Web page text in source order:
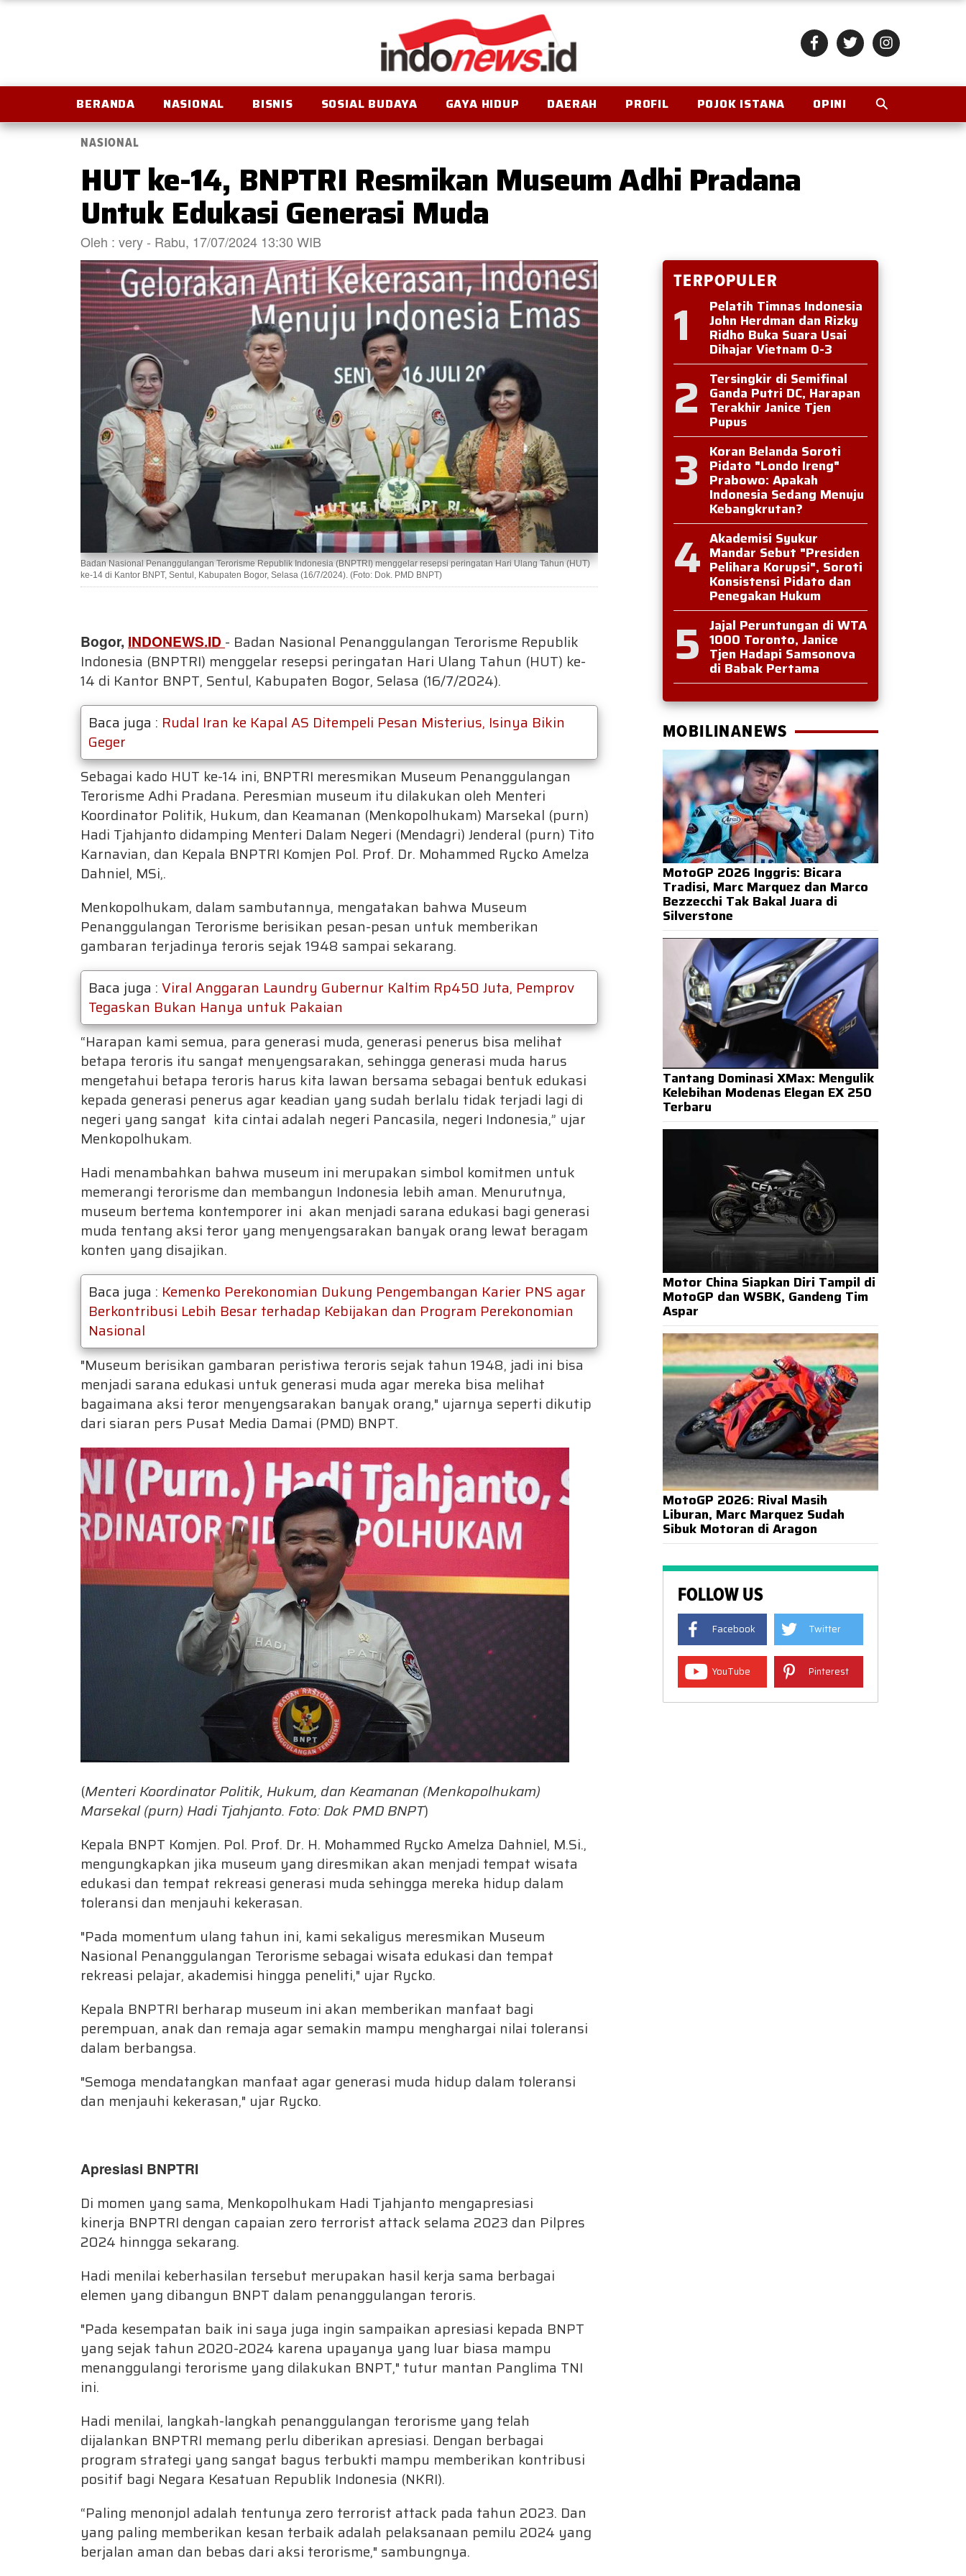
BERANDA NASIONAL BISNIS SOSIAL BUDAYA GAYA HIDUP DAERAH PROFIL POJOK ISTANA OPINI
NASIONAL
HUT ke-14, BNPTRI Resmikan Museum Adhi Pradana
Untuk Edukasi Generasi Muda
Oleh : very - Rabu, 17/07/2024 13:30 WIB
Badan Nasional Penanggulangan Terorisme Republik Indonesia (BNPTRI) menggelar resepsi peringatan Hari Ulang Tahun (HUT)
ke-14 di Kantor BNPT, Sentul, Kabupaten Bogor, Selasa (16/7/2024). (Foto: Dok. PMD BNPT)
Bogor, INDONEWS.ID - Badan Nasional Penanggulangan Terorisme Republik
Indonesia (BNPTRI) menggelar resepsi peringatan Hari Ulang Tahun (HUT) ke-
14 di Kantor BNPT, Sentul, Kabupaten Bogor, Selasa (16/7/2024).
Baca juga : Rudal Iran ke Kapal AS Ditempeli Pesan Misterius, Isinya Bikin
Geger
Sebagai kado HUT ke-14 ini, BNPTRI meresmikan Museum Penanggulangan
Terorisme Adhi Pradana. Peresmian museum itu dilakukan oleh Menteri
Koordinator Politik, Hukum, dan Keamanan (Menkopolhukam) Marsekal (purn)
Hadi Tjahjanto didamping Menteri Dalam Negeri (Mendagri) Jenderal (purn) Tito
Karnavian, dan Kepala BNPTRI Komjen Pol. Prof. Dr. Mohammed Rycko Amelza
Dahniel, MSi,.
Menkopolhukam, dalam sambutannya, mengatakan bahwa Museum
Penanggulangan Terorisme berisikan pesan-pesan untuk memberikan
gambaran terjadinya teroris sejak 1948 sampai sekarang.
Baca juga : Viral Anggaran Laundry Gubernur Kaltim Rp450 Juta, Pemprov
Tegaskan Bukan Hanya untuk Pakaian
“Harapan kami semua, para generasi muda, generasi penerus bisa melihat
betapa teroris itu sangat menyengsarakan, sehingga generasi muda harus
mengetahui betapa teroris harus kita lawan bersama sebagai bentuk edukasi
kepada generasi penerus agar keadian yang sudah berlalu tidak terjadi lagi di
negeri yang sangat kita cintai adalah negeri Pancasila, negeri Indonesia,” ujar
Menkopolhukam.
Hadi menambahkan bahwa museum ini merupakan simbol komitmen untuk
memerangi terorisme dan membangun Indonesia lebih aman. Menurutnya,
museum bertema kontemporer ini akan menjadi sarana edukasi bagi generasi
muda tentang aksi teror yang menyengsarakan banyak orang lewat beragam
konten yang disajikan.
Baca juga : Kemenko Perekonomian Dukung Pengembangan Karier PNS agar
Berkontribusi Lebih Besar terhadap Kebijakan dan Program Perekonomian
Nasional
"Museum berisikan gambaran peristiwa teroris sejak tahun 1948, jadi ini bisa
menjadi sarana edukasi untuk generasi muda agar mereka bisa melihat
bagaimana aksi teror menyengsarakan banyak orang," ujarnya seperti dikutip
dari siaran pers Pusat Media Damai (PMD) BNPT.
(Menteri Koordinator Politik, Hukum, dan Keamanan (Menkopolhukam)
Marsekal (purn) Hadi Tjahjanto. Foto: Dok PMD BNPT)
Kepala BNPT Komjen. Pol. Prof. Dr. H. Mohammed Rycko Amelza Dahniel, M.Si.,
mengungkapkan jika museum yang diresmikan akan menjadi tempat wisata
edukasi dan tempat rekreasi generasi muda sehingga mereka hidup dalam
toleransi dan menjauhi kekerasan.
"Pada momentum ulang tahun ini, kami sekaligus meresmikan Museum
Nasional Penanggulangan Terorisme sebagai wisata edukasi dan tempat
rekreasi pelajar, akademisi hingga peneliti," ujar Rycko.
Kepala BNPTRI berharap museum ini akan memberikan manfaat bagi
perempuan, anak dan remaja agar semakin mampu menghargai nilai toleransi
dalam berbangsa.
"Semoga mendatangkan manfaat agar generasi muda hidup dalam toleransi
dan menjauhi kekerasan," ujar Rycko.
Apresiasi BNPTRI
Di momen yang sama, Menkopolhukam Hadi Tjahjanto mengapresiasi
kinerja BNPTRI dengan capaian zero terrorist attack selama 2023 dan Pilpres
2024 hinngga sekarang.
Hadi menilai keberhasilan tersebut merupakan hasil kerja sama berbagai
elemen yang dibangun BNPT dalam penanggulangan teroris.
"Pada kesempatan baik ini saya juga ingin sampaikan apresiasi kepada BNPT
yang sejak tahun 2020-2024 karena upayanya yang luar biasa mampu
menanggulangi terorisme yang dilakukan BNPT," tutur mantan Panglima TNI
ini.
Hadi menilai, langkah-langkah penanggulangan terorisme yang telah
dijalankan BNPTRI memang perlu diberikan apresiasi. Dengan berbagai
program strategi yang sangat bagus terbukti mampu memberikan kontribusi
positif bagi Negara Kesatuan Republik Indonesia (NKRI).
“Paling menonjol adalah tentunya zero terrorist attack pada tahun 2023. Dan
yang paling memberikan kesan terbaik adalah pelaksanaan pemilu 2024 yang
berjalan aman dan bebas dari aksi terorisme," sambungnya.
TERPOPULER
1 Pelatih Timnas Indonesia
John Herdman dan Rizky
Ridho Buka Suara Usai
Dihajar Vietnam 0-3
2 Tersingkir di Semifinal
Ganda Putri DC, Harapan
Terakhir Janice Tjen
Pupus
3 Koran Belanda Soroti
Pidato "Londo Ireng"
Prabowo: Apakah
Indonesia Sedang Menuju
Kebangkrutan?
4 Akademisi Syukur
Mandar Sebut "Presiden
Pelihara Korupsi", Soroti
Konsistensi Pidato dan
Penegakan Hukum
5 Jajal Peruntungan di WTA
1000 Toronto, Janice
Tjen Hadapi Samsonova
di Babak Pertama
MOBILINANEWS
MotoGP 2026 Inggris: Bicara
Tradisi, Marc Marquez dan Marco
Bezzecchi Tak Bakal Juara di
Silverstone
Tantang Dominasi XMax: Mengulik
Kelebihan Modenas Elegan EX 250
Terbaru
Motor China Siapkan Diri Tampil di
MotoGP dan WSBK, Gandeng Tim
Aspar
MotoGP 2026: Rival Masih
Liburan, Marc Marquez Sudah
Sibuk Motoran di Aragon
FOLLOW US
Facebook Twitter
YouTube Pinterest